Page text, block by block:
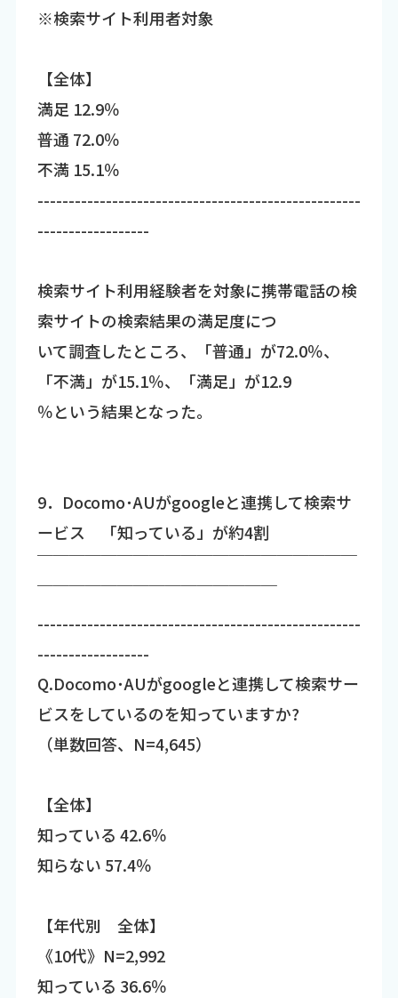
※検索サイト利用者対象
【全体】
満足 12.9％
普通 72.0％
不満 15.1％
----------------------------------------------------
------------------
検索サイト利用経験者を対象に携帯電話の検
索サイトの検索結果の満足度につ
いて調査したところ、「普通」が72.0％、
「不満」が15.1％、「満足」が12.9
％という結果となった。
9．Docomo･AUがgoogleと連携して検索サ
ービス 「知っている」が約4割
￣￣￣￣￣￣￣￣￣￣￣￣￣￣￣￣￣￣￣￣
￣￣￣￣￣￣￣￣￣￣￣￣￣￣￣
----------------------------------------------------
------------------
Q.Docomo･AUがgoogleと連携して検索サー
ビスをしているのを知っていますか?
（単数回答、N=4,645）
【全体】
知っている 42.6％
知らない 57.4％
【年代別 全体】
《10代》N=2,992
知っている 36.6％